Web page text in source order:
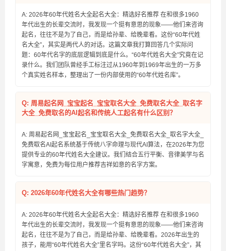
A: 2026年60年代姓名大全起名大全：精选好名推荐 在和很多1960
年代出生的长辈交流时，我发现一个挺有意思的现象——他们来咨询
起名，往往不是为了自己，而是给孙辈、给晚辈看。这份“60年代姓
名大全”，其实是两代人的对话。这篇文章我打算回答几个实际问
题：60年代名字的底层逻辑到底是什么。“60年代姓名大全”究竟在记
录什么。我们团队曾经手工标注过从1960年到1969年出生的一万多
个真实姓名样本，整理出了一份内部使用的“60年代姓名库”。
Q: 周易起名网_宝宝起名_宝宝取名大全_免费取名大全_取名字
大全_免费取名的AI起名和传统人工起名有什么区别？
A: 周易起名网_宝宝起名_宝宝取名大全_免费取名大全_取名字大全_
免费取名AI起名系统基于传统八字命理与现代AI算法，在2026年为您
提供专业的60年代姓名大全建议。我们结合五行平衡、音律美学与名
字寓意，免费为每位用户推荐吉祥如意的名字方案。
Q: 2026年60年代姓名大全有哪些热门趋势？
A: 2026年60年代姓名大全起名大全：精选好名推荐 在和很多1960
年代出生的长辈交流时，我发现一个挺有意思的现象——他们来咨询
起名，往往不是为了自己，而是给孙辈、给晚辈看。2026年出生的
孩子，能用“60年代姓名大全”里名字吗。这份“60年代姓名大全”，其